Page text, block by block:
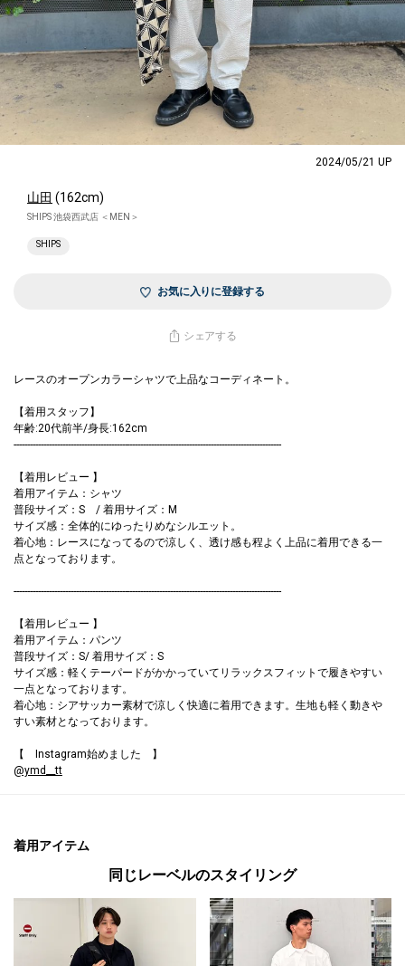
2024/05/21 UP
山田 (162cm)
SHIPS 池袋西武店 ＜MEN＞
SHIPS
お気に入りに登録する
シェアする
レースのオープンカラーシャツで上品なコーディネート。
【着用スタッフ】
年齢:20代前半/身長:162cm
---------------------------------------------------------------------------------------------------
【着用レビュー 】
着用アイテム：シャツ
普段サイズ：S / 着用サイズ：M
サイズ感：全体的にゆったりめなシルエット。
着心地：レースになってるので涼しく、透け感も程よく上品に着用できる一
点となっております。
---------------------------------------------------------------------------------------------------
【着用レビュー 】
着用アイテム：パンツ
普段サイズ：S/ 着用サイズ：S
サイズ感：軽くテーパードがかかっていてリラックスフィットで履きやすい
一点となっております。
着心地：シアサッカー素材で涼しく快適に着用できます。生地も軽く動き
すい素材となっております。
【 Instagram始めました 】
@ymd__tt
着用アイテム
同じレーベルのスタイリング